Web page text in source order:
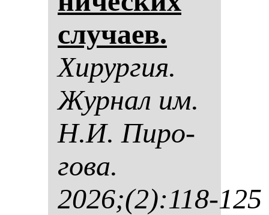
слу­ча­ев.
Хи­рур­гия.
Жур­нал им.
Н.И. Пи­ро­
го­ва.
2026;(2):118-125